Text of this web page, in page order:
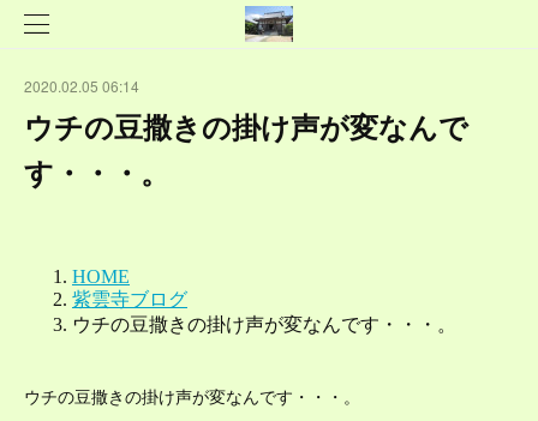
2020.02.05 06:14
ウチの豆撒きの掛け声が変なんで
す・・・。
ウチの豆撒きの掛け声が変なんです・・・。